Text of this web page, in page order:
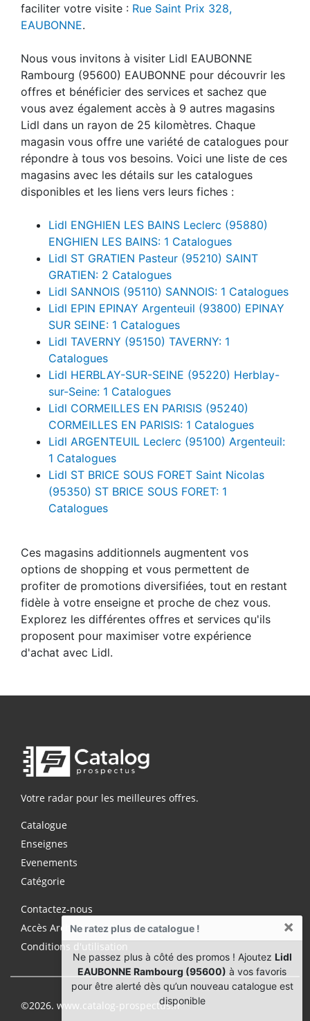
Ne ratez plus de catalogue ! ×
Ne passez plus à côté des promos ! Ajoutez Lidl
EAUBONNE Rambourg (95600) à vos favoris
pour être alerté dès qu’un nouveau catalogue est
disponible
faciliter votre visite : Rue Saint Prix 328,
EAUBONNE.
Nous vous invitons à visiter Lidl EAUBONNE
Rambourg (95600) EAUBONNE pour découvrir les
offres et bénéficier des services et sachez que
vous avez également accès à 9 autres magasins
Lidl dans un rayon de 25 kilomètres. Chaque
magasin vous offre une variété de catalogues pour
répondre à tous vos besoins. Voici une liste de ces
magasins avec les détails sur les catalogues
disponibles et les liens vers leurs fiches :
Lidl ENGHIEN LES BAINS Leclerc (95880)
ENGHIEN LES BAINS: 1 Catalogues
Lidl ST GRATIEN Pasteur (95210) SAINT
GRATIEN: 2 Catalogues
Lidl SANNOIS (95110) SANNOIS: 1 Catalogues
Lidl EPIN EPINAY Argenteuil (93800) EPINAY
SUR SEINE: 1 Catalogues
Lidl TAVERNY (95150) TAVERNY: 1
Catalogues
Lidl HERBLAY-SUR-SEINE (95220) Herblay-
sur-Seine: 1 Catalogues
Lidl CORMEILLES EN PARISIS (95240)
CORMEILLES EN PARISIS: 1 Catalogues
Lidl ARGENTEUIL Leclerc (95100) Argenteuil:
1 Catalogues
Lidl ST BRICE SOUS FORET Saint Nicolas
(95350) ST BRICE SOUS FORET: 1
Catalogues
Ces magasins additionnels augmentent vos
options de shopping et vous permettent de
profiter de promotions diversifiées, tout en restant
fidèle à votre enseigne et proche de chez vous.
Explorez les différentes offres et services qu'ils
proposent pour maximiser votre expérience
d'achat avec Lidl.
Votre radar pour les meilleures offres.
Catalogue
Enseignes
Evenements
Catégorie
Contactez-nous
Accès Archives Premium
Conditions d'utilisation
©2026. www.catalog-prospectus.fr